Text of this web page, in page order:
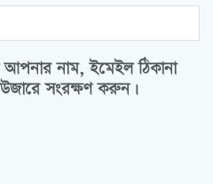
আপনার নাম, ইমেইল ঠিকানা
সংরক্ষণ করুন।